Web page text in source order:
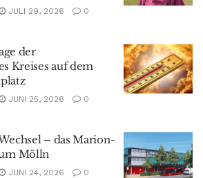
JULI 29, 2026
0
der
Kreises auf dem
JUNI 25, 2026
0
– das Marion-
Mölln
JUNI 24, 2026
0